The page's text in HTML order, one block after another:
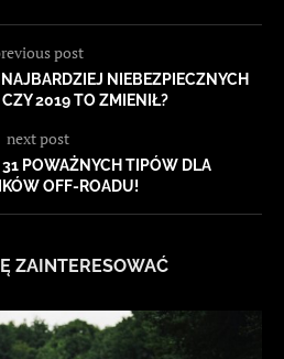
post
NIEBEZPIECZNYCH
CZY 2019 TO ZMIENIŁ?
next post
31 POWAŻNYCH TIPÓW DLA
OFF-ROADU!
ZAINTERESOWAĆ